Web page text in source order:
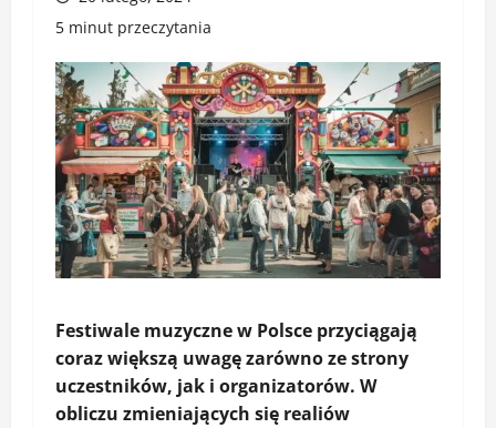
5 minut przeczytania
Festiwale muzyczne w Polsce przyciągają
coraz większą uwagę zarówno ze strony
uczestników, jak i organizatorów. W
obliczu zmieniających się realiów